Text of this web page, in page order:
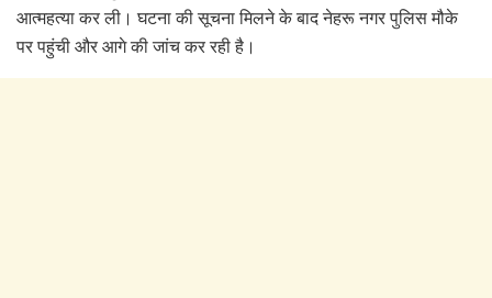
आत्महत्या कर ली। घटना की सूचना मिलने के बाद नेहरू नगर पुलिस मौके
पर पहुंची और आगे की जांच कर रही है।